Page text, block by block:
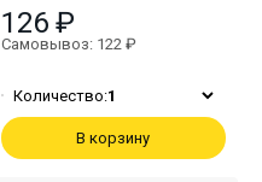
126 ₽
Самовывоз: 122 ₽
Количество:1
В корзину